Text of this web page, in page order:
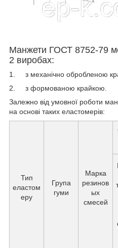
Манжети ГОСТ 8752-79
2 виробах:
1. з механічно обробленою
2. з формованою крайкою.
Залежно від умовної роботи
на основі таких еластомерів:
Тип
еластом
еру
Група
гуми
Марка
резинов
ых
смесей